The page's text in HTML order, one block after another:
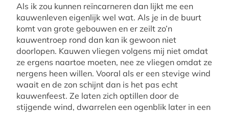
Als ik zou kunnen reïncarneren dan lijkt me een
kauwenleven eigenlijk wel wat. Als je in de buurt
komt van grote gebouwen en er zeilt zo’n
kauwentroep rond dan kan ik gewoon niet
doorlopen. Kauwen vliegen volgens mij niet omdat
ze ergens naartoe moeten, nee ze vliegen omdat ze
nergens heen willen. Vooral als er een stevige wind
waait en de zon schijnt dan is het pas echt
kauwenfeest. Ze laten zich optillen door de
stijgende wind, dwarrelen een ogenblik later in een